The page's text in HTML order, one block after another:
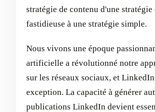
stratégie de contenu d'une stratégie
fastidieuse à une stratégie simple.
Nous vivons une époque
artificielle a révolutionné notre
sur les réseaux sociaux, et
exception. La capacité à générer
publications LinkedIn devient